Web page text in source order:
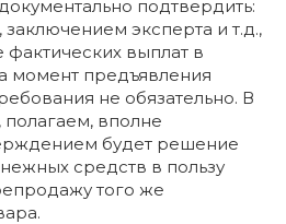
подтвердить:
эксперта и т.д.,
выплат в
момент предъявления
не обязательно. В
полагаем, вполне
будет решение
средств в пользу
того же